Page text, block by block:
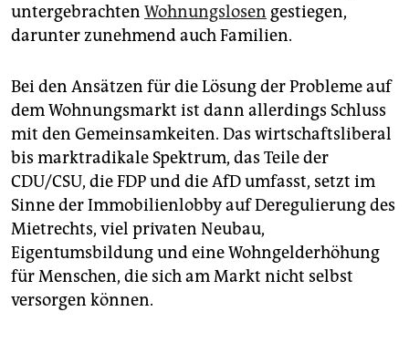
untergebrachten Wohnungslosen gestiegen,
darunter zunehmend auch Familien.
Bei den Ansätzen für die Lösung der Probleme auf
dem Wohnungsmarkt ist dann allerdings Schluss
mit den Gemeinsamkeiten. Das wirtschaftsliberal
bis marktradikale Spektrum, das Teile der
CDU/CSU, die FDP und die AfD umfasst, setzt im
Sinne der Immobilienlobby auf Deregulierung des
Mietrechts, viel privaten Neubau,
Eigentumsbildung und eine Wohngelderhöhung
für Menschen, die sich am Markt nicht selbst
versorgen können.